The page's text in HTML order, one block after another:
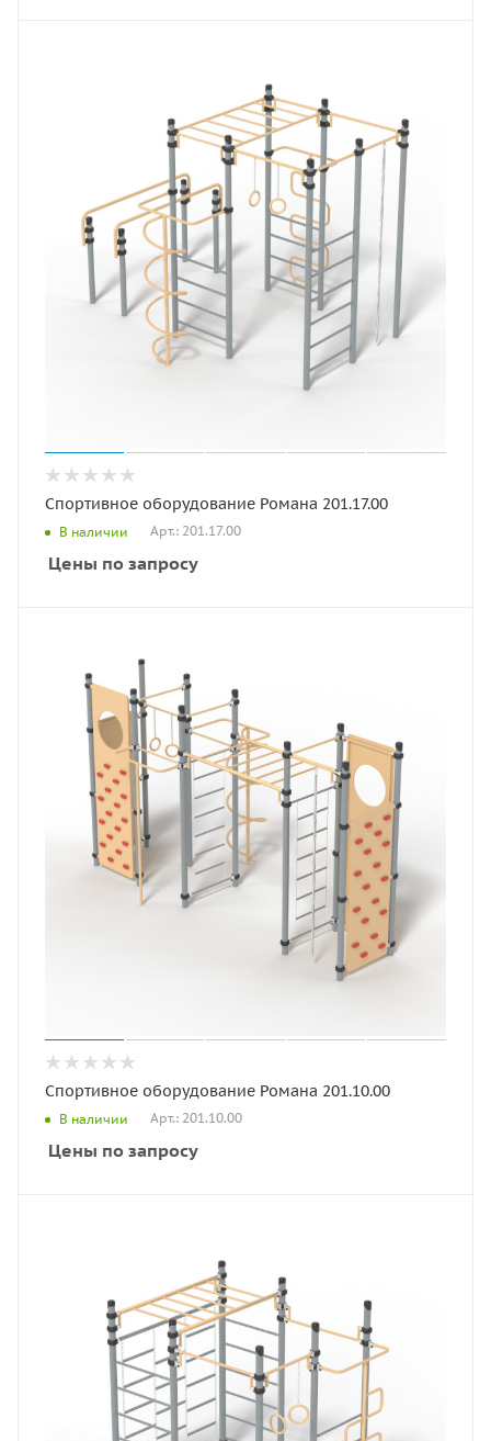
Спортивное оборудование Романа 201.17.00
В наличии Арт.: 201.17.00
Цены по запросу
Спортивное оборудование Романа 201.10.00
В наличии Арт.: 201.10.00
Цены по запросу